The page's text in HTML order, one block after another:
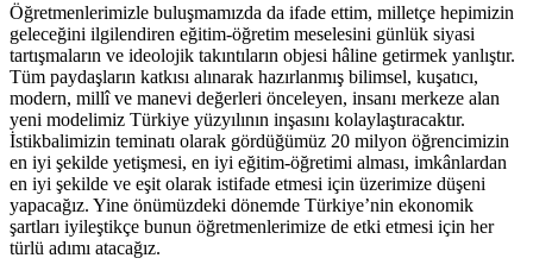
Öğretmenlerimizle buluşmamızda da ifade ettim, milletçe hepimizin
geleceğini ilgilendiren eğitim-öğretim meselesini günlük siyasi
tartışmaların ve ideolojik takıntıların objesi hâline getirmek yanlıştır.
Tüm paydaşların katkısı alınarak hazırlanmış bilimsel, kuşatıcı,
modern, millî ve manevi değerleri önceleyen, insanı merkeze alan
yeni modelimiz Türkiye yüzyılının inşasını kolaylaştıracaktır.
İstikbalimizin teminatı olarak gördüğümüz 20 milyon öğrencimizin
en iyi şekilde yetişmesi, en iyi eğitim-öğretimi alması, imkânlardan
en iyi şekilde ve eşit olarak istifade etmesi için üzerimize düşeni
yapacağız. Yine önümüzdeki dönemde Türkiye’nin ekonomik
şartları iyileştikçe bunun öğretmenlerimize de etki etmesi için her
türlü adımı atacağız.